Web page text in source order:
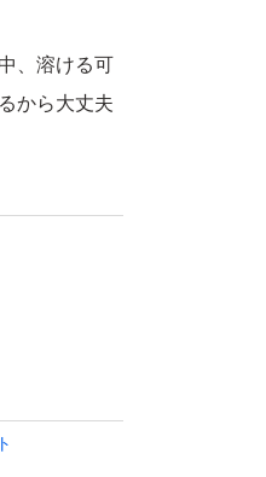
、溶ける可
から大丈夫
慮くださ
割れ等あ